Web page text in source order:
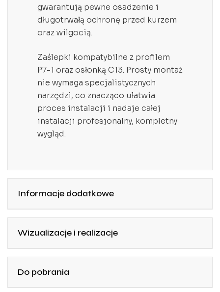
gwarantują pewne osadzenie i
długotrwałą ochronę przed kurzem
oraz wilgocią.
Zaślepki kompatybilne z profilem
P7-1 oraz osłonką C13. Prosty montaż
nie wymaga specjalistycznych
narzędzi, co znacząco ułatwia
proces instalacji i nadaje całej
instalacji profesjonalny, kompletny
wygląd.
Informacje dodatkowe
Wizualizacje i realizacje
Do pobrania